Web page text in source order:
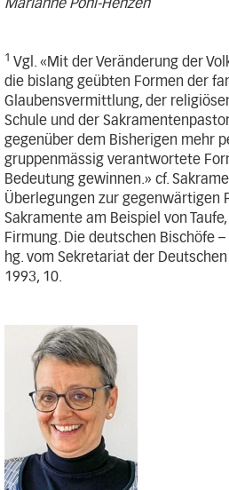
Marianne Pohl-Henzen
1 Vgl. «Mit der Veränderung der
die bislang geübten Formen der
Glaubensvermittlung, der
Schule und der
gegenüber dem Bisherigen mehr
gruppenmässig verantwortete
Bedeutung gewinnen.» cf.
Überlegungen zur gegenwärtigen
Sakramente am Beispiel von
Firmung. Die deutschen Bischöfe
hg. vom Sekretariat der
1993, 10.